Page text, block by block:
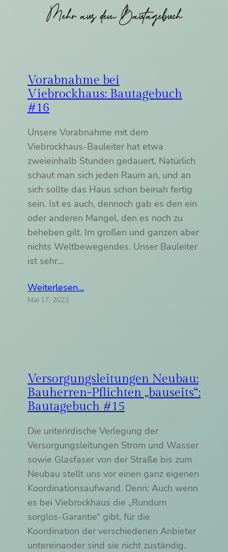
Mehr aus dem Bautagebuch
Vorabnahme bei
Viebrockhaus: Bautagebuch
#16
Unsere Vorabnahme mit dem
Viebrockhaus-Bauleiter hat etwa
zweieinhalb Stunden gedauert. Natürlich
schaut man sich jeden Raum an, und an
sich sollte das Haus schon beinah fertig
sein. Ist es auch, dennoch gab es den ein
oder anderen Mangel, den es noch zu
beheben gilt. Im großen und ganzen aber
nichts Weltbewegendes. Unser Bauleiter
ist sehr…
Weiterlesen…
Mai 17, 2023
Versorgungsleitungen Neubau:
Bauherren-Pflichten „bauseits“:
Bautagebuch #15
Die unterirdische Verlegung der
Versorgungsleitungen Strom und Wasser
sowie Glasfaser von der Straße bis zum
Neubau stellt uns vor einen ganz eigenen
Koordinationsaufwand. Denn: Auch wenn
es bei Viebrockhaus die „Rundum
sorglos-Garantie“ gibt, für die
Koordination der verschiedenen Anbieter
untereinander sind sie nicht zuständig.